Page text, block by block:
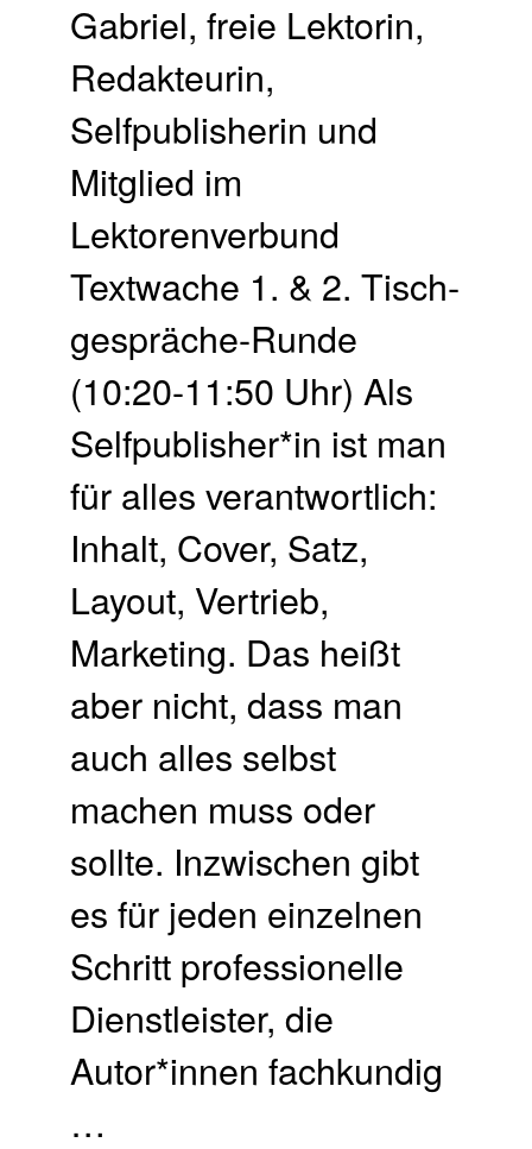
Gabriel, freie Lektorin,
Redakteurin,
Selfpublisherin und
Mitglied im
Lektorenverbund
Textwache 1. & 2. Tisch­
gespräche-Runde
(10:20-11:50 Uhr) Als
Selfpublisher*in ist man
für alles verantwortlich:
Inhalt, Cover, Satz,
Layout, Vertrieb,
Marketing. Das heißt
aber nicht, dass man
auch alles selbst
machen muss oder
sollte. Inzwischen gibt
es für jeden einzelnen
Schritt professionelle
Dienstleister, die
Autor*innen fachkundig
…